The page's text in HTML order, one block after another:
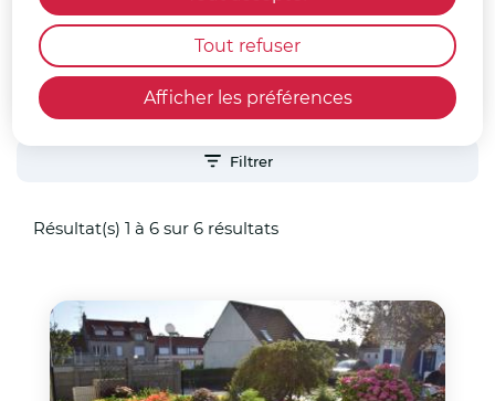
Afficher les préférences
Tout refuser
Filtrer
Résultat(s) 1 à 6 sur 6 résultats